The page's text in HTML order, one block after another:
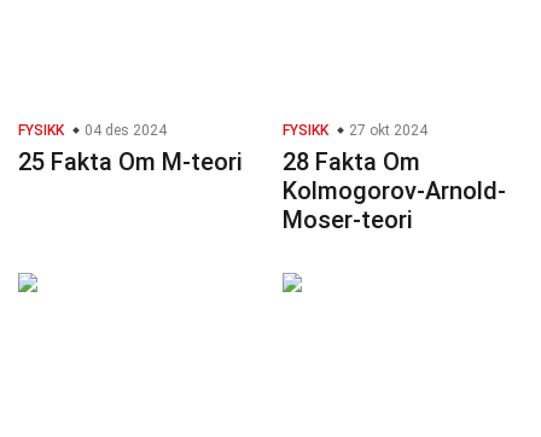
FYSIKK 04 des 2024
25 Fakta Om M-teori
FYSIKK 27 okt 2024
28 Fakta Om
Kolmogorov-Arnold-
Moser-teori